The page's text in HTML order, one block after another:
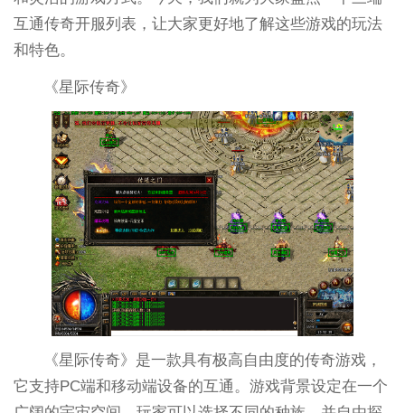
互通传奇开服列表，让大家更好地了解这些游戏的玩法
和特色。
《星际传奇》
《星际传奇》是一款具有极高自由度的传奇游戏，
它支持PC端和移动端设备的互通。游戏背景设定在一个